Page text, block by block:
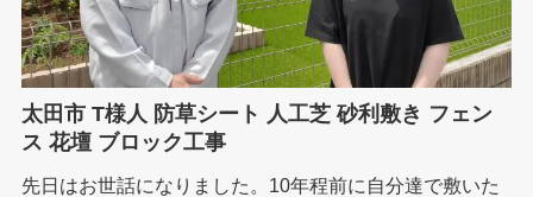
太田市 T様人 防草シート 人工芝 砂利敷き フェン
ス 花壇 ブロック工事
先日はお世話になりました。10年程前に自分達で敷いた